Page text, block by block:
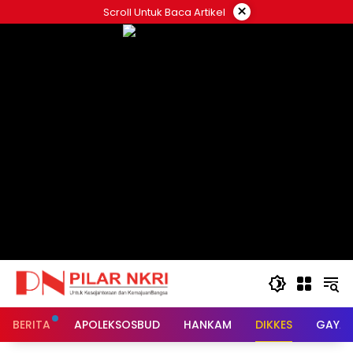
ke
Scroll Untuk Baca Artikel ×
BERITA APOLEKSOSBUD HANKAM DIKKES GAYA